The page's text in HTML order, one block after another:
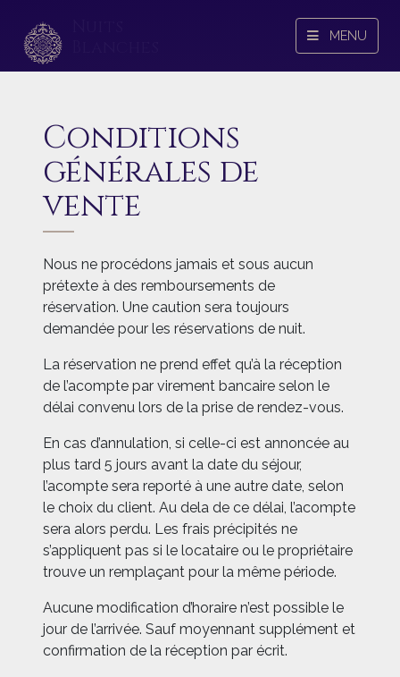
MENU
Conditions
générales de
vente
Nous ne procédons jamais et sous aucun
prétexte à des remboursements de
réservation. Une caution sera toujours
demandée pour les réservations de nuit.
La réservation ne prend effet qu’à la réception
de l’acompte par virement bancaire selon le
délai convenu lors de la prise de rendez-vous.
En cas d’annulation, si celle-ci est annoncée au
plus tard 5 jours avant la date du séjour,
l’acompte sera reporté à une autre date, selon
le choix du client. Au dela de ce délai, l’acompte
sera alors perdu. Les frais précipités ne
s’appliquent pas si le locataire ou le propriétaire
trouve un remplaçant pour la même période.
Aucune modification d’horaire n’est possible le
jour de l’arrivée. Sauf moyennant supplément et
confirmation de la réception par écrit.